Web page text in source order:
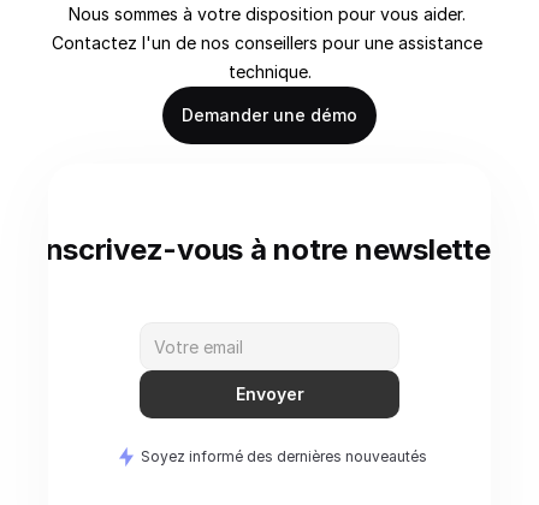
Nous sommes à votre disposition pour vous aider.
Contactez l'un de nos conseillers pour une assistance
technique.
Demander une démo
Inscrivez-vous à notre newsletter
Envoyer
Soyez informé des dernières nouveautés